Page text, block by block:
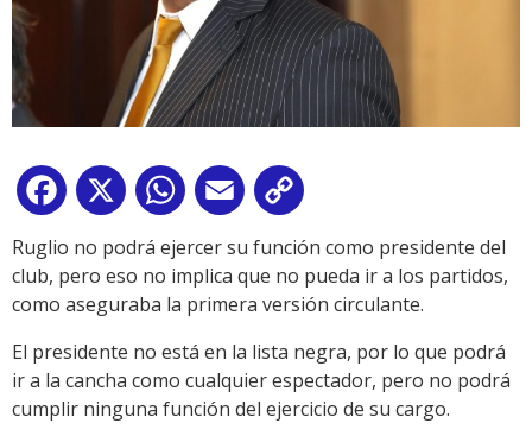
Facebook
X WhatsApp
Email
Link
Ruglio no podrá ejercer su función como presidente del
club, pero eso no implica que no pueda ir a los partidos,
como aseguraba la primera versión circulante.
El presidente no está en la lista negra, por lo que podrá
ir a la cancha como cualquier espectador, pero no podrá
cumplir ninguna función del ejercicio de su cargo.